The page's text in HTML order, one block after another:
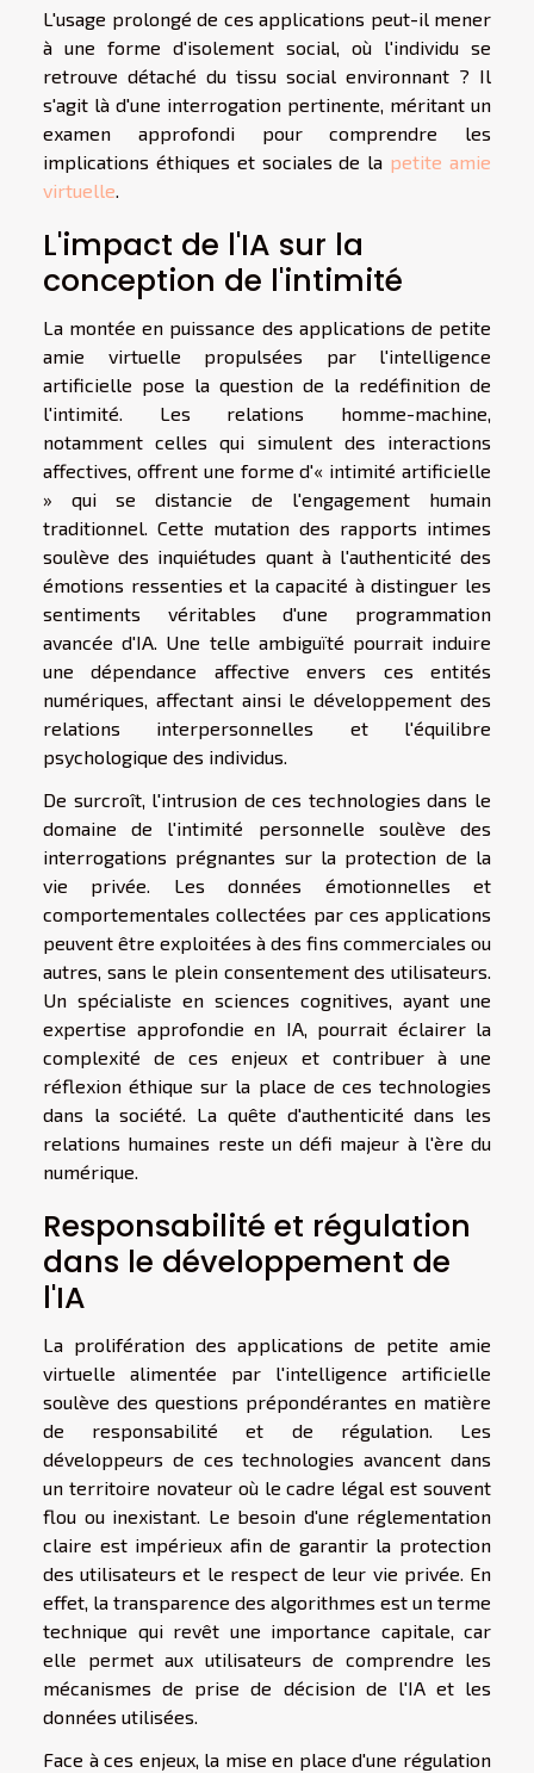
L'usage prolongé de ces applications peut-il mener
à une forme d'isolement social, où l'individu se
retrouve détaché du tissu social environnant ? Il
s'agit là d'une interrogation pertinente, méritant un
examen approfondi pour comprendre les
implications éthiques et sociales de la petite amie
virtuelle.
L'impact de l'IA sur la
conception de l'intimité
La montée en puissance des applications de petite
amie virtuelle propulsées par l'intelligence
artificielle pose la question de la redéfinition de
l'intimité. Les relations homme-machine,
notamment celles qui simulent des interactions
affectives, offrent une forme d'« intimité artificielle
» qui se distancie de l'engagement humain
traditionnel. Cette mutation des rapports intimes
soulève des inquiétudes quant à l'authenticité des
émotions ressenties et la capacité à distinguer les
sentiments véritables d'une programmation
avancée d'IA. Une telle ambiguïté pourrait induire
une dépendance affective envers ces entités
numériques, affectant ainsi le développement des
relations interpersonnelles et l'équilibre
psychologique des individus.
De surcroît, l'intrusion de ces technologies dans le
domaine de l'intimité personnelle soulève des
interrogations prégnantes sur la protection de la
vie privée. Les données émotionnelles et
comportementales collectées par ces applications
peuvent être exploitées à des fins commerciales ou
autres, sans le plein consentement des utilisateurs.
Un spécialiste en sciences cognitives, ayant une
expertise approfondie en IA, pourrait éclairer la
complexité de ces enjeux et contribuer à une
réflexion éthique sur la place de ces technologies
dans la société. La quête d'authenticité dans les
relations humaines reste un défi majeur à l'ère du
numérique.
Responsabilité et régulation
dans le développement de
l'IA
La prolifération des applications de petite amie
virtuelle alimentée par l'intelligence artificielle
soulève des questions prépondérantes en matière
de responsabilité et de régulation. Les
développeurs de ces technologies avancent dans
un territoire novateur où le cadre légal est souvent
flou ou inexistant. Le besoin d'une réglementation
claire est impérieux afin de garantir la protection
des utilisateurs et le respect de leur vie privée. En
effet, la transparence des algorithmes est un terme
technique qui revêt une importance capitale, car
elle permet aux utilisateurs de comprendre les
mécanismes de prise de décision de l'IA et les
données utilisées.
Face à ces enjeux, la mise en place d'une régulation